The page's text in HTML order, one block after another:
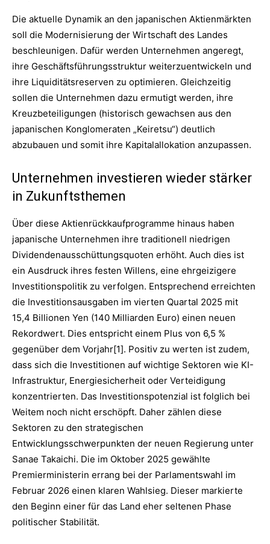
Die aktuelle Dynamik an den japanischen Aktienmärkten
soll die Modernisierung der Wirtschaft des Landes
beschleunigen. Dafür werden Unternehmen angeregt,
ihre Geschäftsführungsstruktur weiterzuentwickeln und
ihre Liquiditätsreserven zu optimieren. Gleichzeitig
sollen die Unternehmen dazu ermutigt werden, ihre
Kreuzbeteiligungen (historisch gewachsen aus den
japanischen Konglomeraten „Keiretsu“) deutlich
abzubauen und somit ihre Kapitalallokation anzupassen.
Unternehmen investieren wieder stärker
in Zukunftsthemen
Über diese Aktienrückkaufprogramme hinaus haben
japanische Unternehmen ihre traditionell niedrigen
Dividendenausschüttungsquoten erhöht. Auch dies ist
ein Ausdruck ihres festen Willens, eine ehrgeizigere
Investitionspolitik zu verfolgen. Entsprechend erreichten
die Investitionsausgaben im vierten Quartal 2025 mit
15,4 Billionen Yen (140 Milliarden Euro) einen neuen
Rekordwert. Dies entspricht einem Plus von 6,5 %
gegenüber dem Vorjahr[1]. Positiv zu werten ist zudem,
dass sich die Investitionen auf wichtige Sektoren wie KI-
Infrastruktur, Energiesicherheit oder Verteidigung
konzentrierten. Das Investitionspotenzial ist folglich bei
Weitem noch nicht erschöpft. Daher zählen diese
Sektoren zu den strategischen
Entwicklungsschwerpunkten der neuen Regierung unter
Sanae Takaichi. Die im Oktober 2025 gewählte
Premierministerin errang bei der Parlamentswahl im
Februar 2026 einen klaren Wahlsieg. Dieser markierte
den Beginn einer für das Land eher seltenen Phase
politischer Stabilität.